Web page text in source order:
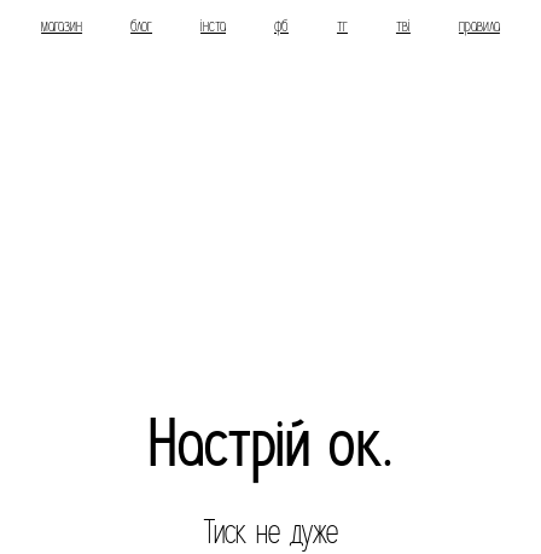
магазин блог інста фб тг тві правила
Настрій ок.
Тиск не дуже